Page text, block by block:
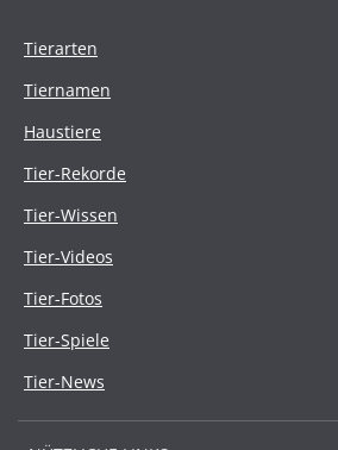
Tierarten
Tiernamen
Haustiere
Tier-Rekorde
Tier-Wissen
Tier-Videos
Tier-Fotos
Tier-Spiele
Tier-News